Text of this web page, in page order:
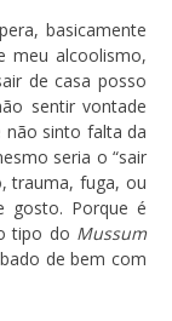
basicamente
meu alcoolismo,
de casa posso
sentir vontade
não sinto falta da
seria o “sair
trauma, fuga, ou
gosto. Porque é
tipo do Mussum
de bem com